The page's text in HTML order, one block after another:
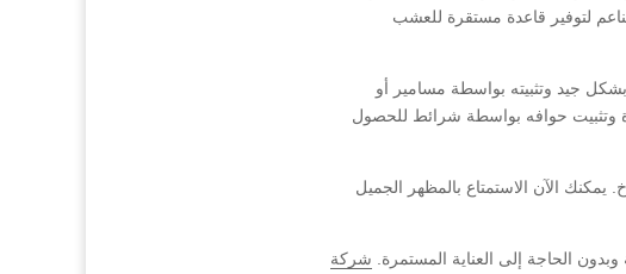
لتوفير قاعدة مستقرة للعشب
جيد وتثبيته بواسطة مسامير أو
وتثبيت حوافه بواسطة شرائط للحصول
الآن الاستمتاع بالمظهر الجميل
الحاجة إلى العناية المستمرة. شركة